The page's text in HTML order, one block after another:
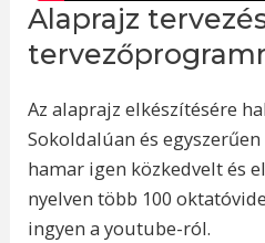
Alaprajz
Az alaprajz elkészítésére
Sokoldalúan és
hamar igen közkedvelt és
nyelven több 100
ingyen a youtube-ról.